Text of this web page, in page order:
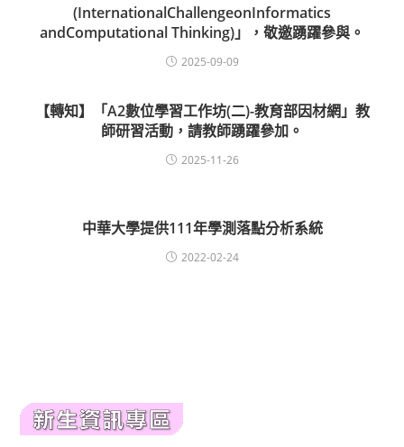
(InternationalChallengeonInformatics
andComputational Thinking)」，敬邀踴躍參與。
2025-09-09
【轉知】「A2數位學習工作坊(二)-教育部因材網」教
師研習活動，請教師踴躍參加。
2025-11-26
中華大學提供111年學測落點分析系統
2022-02-24